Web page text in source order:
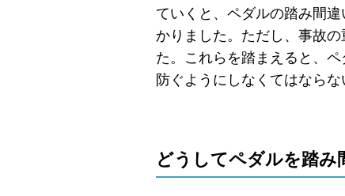
ていくと、ペダルの踏み間
かりました。ただし、事故
た。これらを踏まえると、
防ぐようにしなくてはならな
どうしてペダルを踏み